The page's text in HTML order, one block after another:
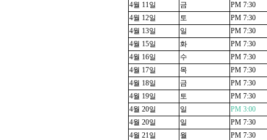
4월 11일 금
PM 7:30
4월 12일 토
PM 7:30
4월 13일 일
PM 7:30
4월 15일 화
PM 7:30
4월 16일 수
PM 7:30
4월 17일 목
PM 7:30
4월 18일 금
PM 7:30
4월 19일 토
PM 7:30
4월 20일 일
PM 3:00
4월 20일 일
PM 7:30
4월 21일 월
PM 7:30